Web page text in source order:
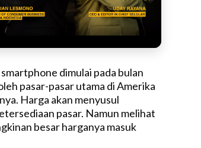
dimulai pada bulan
pasar-pasar utama di Amerika
Harga akan menyusul
pasar. Namun melihat
besar harganya masuk